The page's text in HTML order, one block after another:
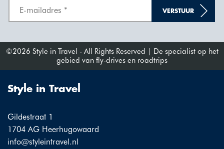
VERSTUUR
©2026 Style in Travel - All Rights Reserved | De specialist op het
gebied van fly-drives en roadtrips
Style in Travel
Gildestraat 1
1704 AG Heerhugowaard
info@styleintravel.nl